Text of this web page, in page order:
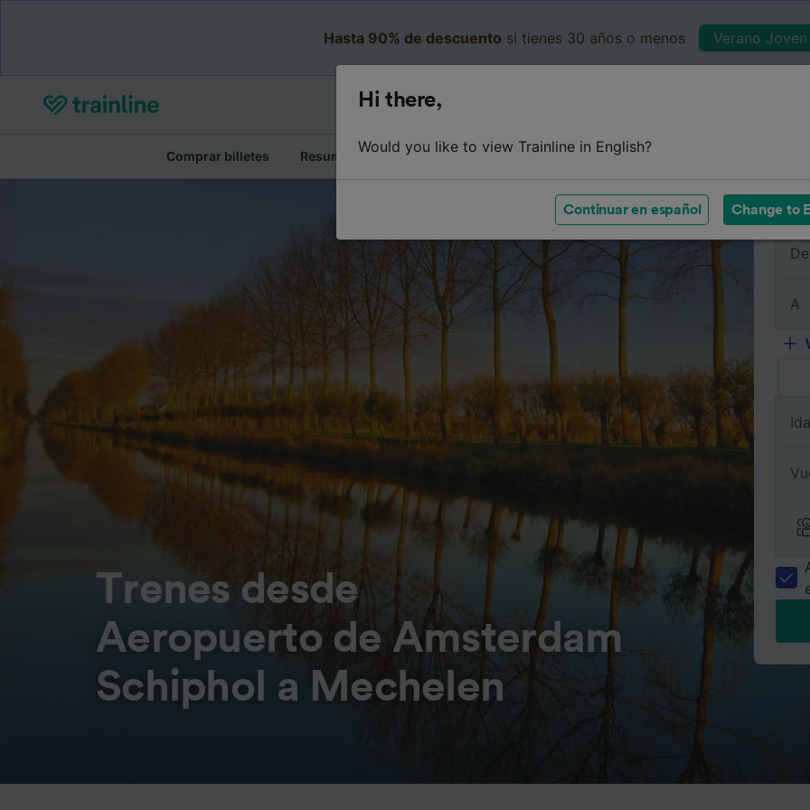
Hasta 90% de descuento si tienes 30 años o menos Verano
Comprar billetes Resumen del viaje Horarios Clases Servicios a bordo
Trenes desde
Aeropuerto de Amsterdam
Schiphol a Mechelen
De
A
Ida
Hi there,
Would you like to view Trainline in English?
Continuar en español Change to